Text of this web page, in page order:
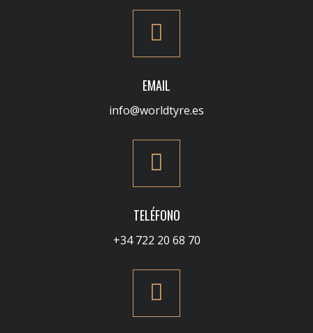
EMAIL
info@worldtyre.es
TELÉFONO
+34 722 20 68 70